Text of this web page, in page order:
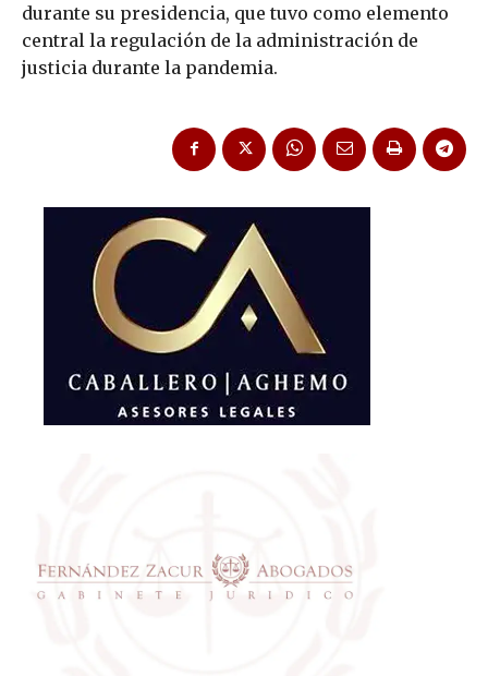
durante su presidencia, que tuvo como elemento
central la regulación de la administración de
justicia durante la pandemia.